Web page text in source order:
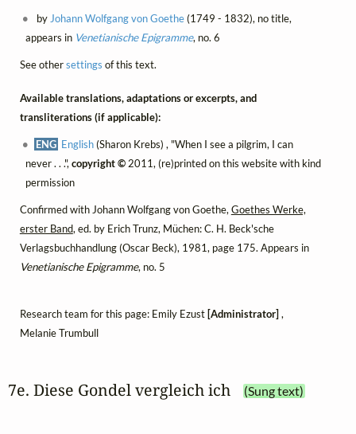
by Johann Wolfgang von Goethe(1749 - 1832), no title,
appears in Venetianische Epigramme, no. 6
See othersettings of this text.
Available translations, adaptations or excerpts, and
transliterations (if applicable):
ENG English(Sharon Krebs) , "When I see a pilgrim, I can
never . . .",copyright ©2011, (re)printed on this website with kind
permission
Confirmed with Johann Wolfgang von Goethe,Goethes Werke,
erster Band, ed. by Erich Trunz, Müchen: C. H. Beck'sche
Verlagsbuchhandlung (Oscar Beck), 1981, page 175. Appears in
Venetianische Epigramme, no. 5
Research team for this page: Emily Ezust[Administrator],
Melanie Trumbull
7e. Diese Gondel vergleich ich (Sung text)